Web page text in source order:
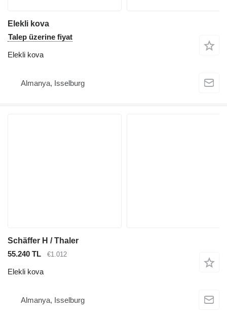
Elekli kova
Talep üzerine fiyat
Elekli kova
Almanya, Isselburg
Schäffer H / Thaler
55.240 TL
€1.012
Elekli kova
Almanya, Isselburg